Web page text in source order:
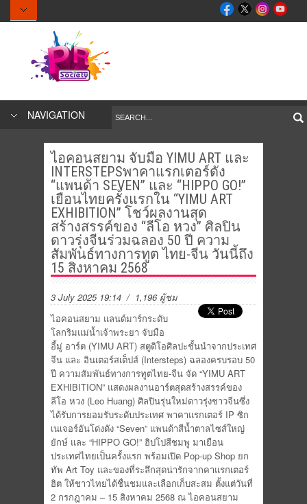
NAVIGATION
ไอคอนสยาม จับมือ YIMU ART และ
INTERSTEPSพาคาแรกเตอร์ดัง
“แพนด้า SEVEN” และ “HIPPO GO!”
เยือนไทยครั้งแรกใน “YIMU ART
EXHIBITION” โชว์ผลงานสุด
สร้างสรรค์ของ “ลีโอ หวง” ศิลปิน
ดาวรุ่งจีนร่วมฉลอง 50 ปี ความ
สัมพันธ์ทางการทูต ไทย-จีน วันนี้ถึง
15 สิงหาคม 2568
3 July 2025 19:14 / 1,196 ผู้ชม
ไอคอนสยาม แลนด์มาร์กระดับ
โลกริมแม่น้ำเจ้าพระยา จับมือ
อี้มู่ อาร์ต (YIMU ART) สตูดิโอศิลปะชั้นนำจากประเทศ
จีน และ อินเตอร์สเต็ปส์ (Intersteps) ฉลองครบรอบ 50
ปี ความสัมพันธ์ทางการทูตไทย-จีน จัด “YIMU ART
EXHIBITION” แสดงผลงานอาร์ตสุดสร้างสรรค์ของ
ลีโอ หวง (Leo Huang) ศิลปินรุ่นใหม่ดาวรุ่งชาวจีนซึ่ง
ได้รับการยอมรับระดับประเทศ พาคาแรกเตอร์ IP ซิก
เนเจอร์อันโด่งดัง “Seven” แพนด้าสีน้ำตาลไซส์ใหญ่
ยักษ์ และ “HIPPO GO!” ฮิปโปสีชมพู มาเยือน
ประเทศไทยเป็นครั้งแรก พร้อมเปิด Pop-up Shop ยก
ทัพ Art Toy และของที่ระลึกสุดน่ารักจากคาแรกเตอร์
ฮิต ให้ชาวไทยได้ชื่นชมและเลือกเก็บสะสม ตั้งแต่วันที่
2 กรกฎาคม – 15 สิงหาคม 2568 ณ ไอคอนสยาม